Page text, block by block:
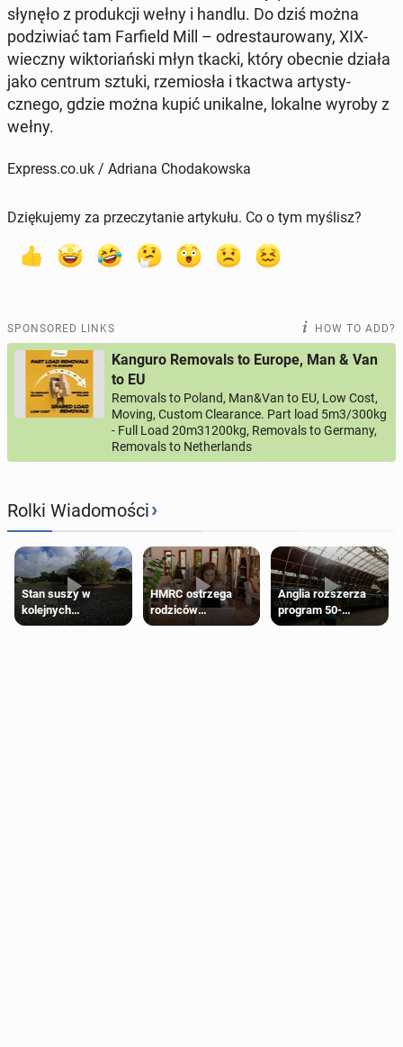
słynęło z pro­dukcji wełny i handlu. Do dziś można
podzi­wiać tam Farfield Mill
– odrestau­rowany, XIX-
wieczny wik­to­ri­ańs­ki młyn tkacki, który obecnie działa
jako centrum sztuki, rzemiosła i tkactwa artysty­
cznego, gdzie można kupić unikalne, lokalne wyroby z
wełny.
Express.co.uk / Adriana Chodakowska
Dziękujemy za przeczytanie artykułu. Co o tym myślisz?
SPONSORED LINKS HOW TO ADD?
Kanguro Removals to Europe, Man & Van
to EU
Removals to Poland, Man&Van to EU, Low Cost,
Moving, Custom Clearance. Part load 5m3/300kg
- Full Load 20m31200kg, Removals to Germany,
Removals to Netherlands
Rolki Wiadomości›
Stan suszy w
kolejnych
regionach Anglii.
HMRC ostrzega
rodziców
pobierających Child
Anglia rozszerza
program 50-
procentowych